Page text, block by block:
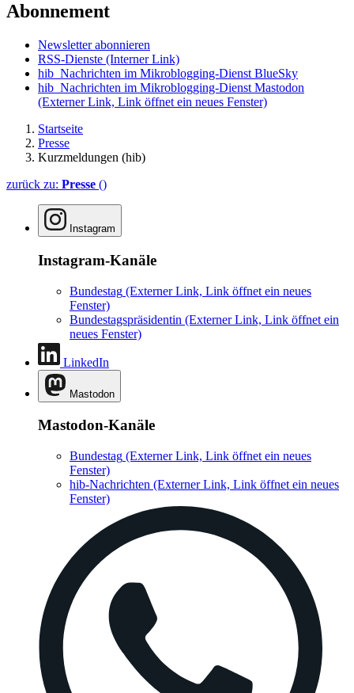
Abonnement
Newsletter abonnieren
RSS-Dienste (Interner Link)
hib_Nachrichten im Mikroblogging-Dienst BlueSky
hib_Nachrichten im Mikroblogging-Dienst Mastodon
(Externer Link, Link öffnet ein neues Fenster)
Startseite
Presse
Kurzmeldungen (hib)
zurück zu: Presse ()
Instagram
Instagram-Kanäle
Bundestag (Externer Link, Link öffnet ein neues
Fenster)
Bundestagspräsidentin (Externer Link, Link öffnet ein
neues Fenster)
LinkedIn
Mastodon
Mastodon-Kanäle
Bundestag (Externer Link, Link öffnet ein neues
Fenster)
hib-Nachrichten (Externer Link, Link öffnet ein neues
Fenster)